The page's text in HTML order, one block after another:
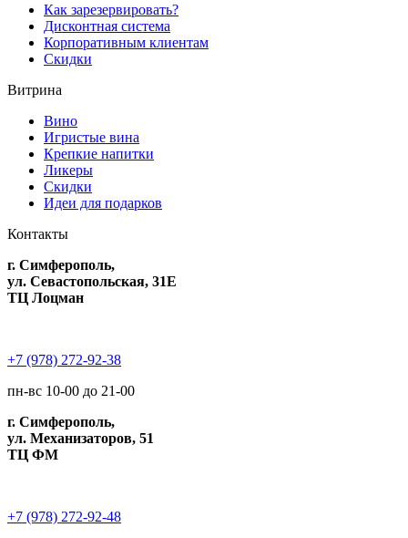
Как зарезервировать?
Дисконтная система
Корпоративным клиентам
Скидки
Витрина
Вино
Игристые вина
Крепкие напитки
Ликеры
Скидки
Идеи для подарков
Контакты
г. Симферополь,
ул. Севастопольская, 31Е
ТЦ Лоцман
+7 (978) 272-92-38
пн-вс 10-00 до 21-00
г. Симферополь,
ул. Механизаторов, 51
ТЦ ФМ
+7 (978) 272-92-48